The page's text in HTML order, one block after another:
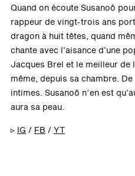
Quand on écoute Susanoô
rappeur de vingt-trois ans
dragon à huit têtes, quand
chante avec l’aisance d’une
Jacques Brel et le meilleur de
même, depuis sa chambre.
intimes. Susanoô nʼen est
aura sa peau.
▹ IG / FB /YT